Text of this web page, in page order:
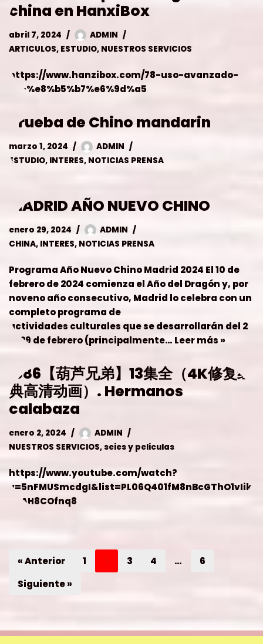
de-%e8%b5%b7%e6%9d%a5
Prueba de Chino mandarin
ESTUDIO,INTERES,NOTICIAS PRENSA
MADRID AÑO NUEVO CHINO
enero 29, 2024
ADMIN
CHINA,INTERES,NOTICIAS PRENSA
febrero de 2024 comienza el Año del Dragón y, por
completo programa de
actividades culturales que se desarrollarán del 2
1986【葫芦兄弟】13集全（4K修复经
典高清动画）. Hermanos
calabaza
NUESTROS SERVICIOS seies y peliculas
https://www.youtube.com/watch?
v=5nFMUSmcdgI&list=PL06Q401fM8nBcGThO1vIik
« Anterior 1 2 3 4 …
Siguiente »